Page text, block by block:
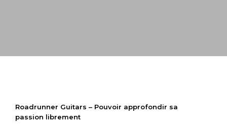
Roadrunner Guitars – Pouvoir approfondir sa
passion librement